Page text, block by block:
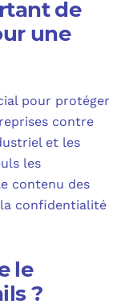
de
une
pour protéger
contre
et les
les
contenu des
confidentialité
le
?